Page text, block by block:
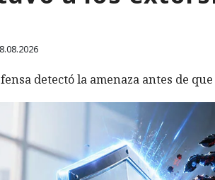
detectó la amenaza antes de